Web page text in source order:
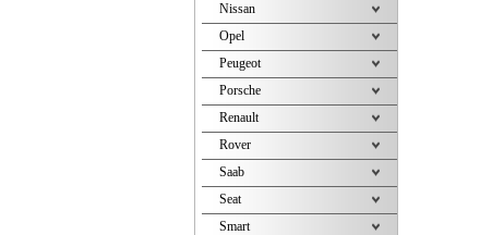
Nissan
Opel
Peugeot
Porsche
Renault
Rover
Saab
Seat
Smart